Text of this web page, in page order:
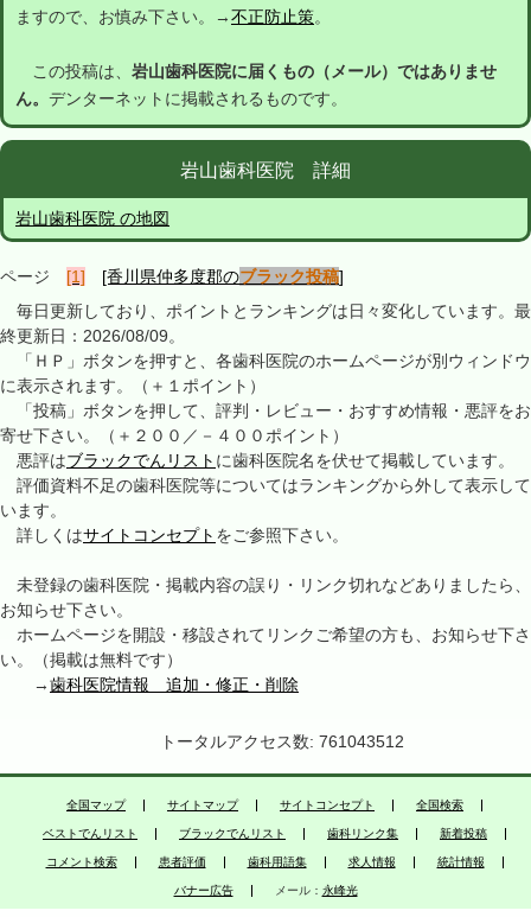
ますので、お慎み下さい。→不正防止策。
この投稿は、 岩山歯科医院に届くもの（メール）ではありませ
ん。 デンターネットに掲載されるものです。
岩山歯科医院 詳細
岩山歯科医院 の地図
ページ [1] [香川県仲多度郡のブラック投稿]
毎日更新しており、ポイントとランキングは日々変化しています。最
終更新日：2026/08/09。
「ＨＰ」ボタンを押すと、各歯科医院のホームページが別ウィンドウ
に表示されます。（＋１ポイント）
「投稿」ボタンを押して、評判・レビュー・おすすめ情報・悪評をお
寄せ下さい。（＋２００／－４００ポイント）
悪評はブラックでんリスト に歯科医院名を伏せて掲載しています。
評価資料不足の歯科医院等についてはランキングから外して表示して
います。
詳しくはサイトコンセプト をご参照下さい。
未登録の歯科医院・掲載内容の誤り・リンク切れなどありましたら、
お知らせ下さい。
ホームページを開設・移設されてリンクご希望の方も、お知らせ下さ
い。（掲載は無料です）
→歯科医院情報 追加・修正・削除
トータルアクセス数: 761043512
全国マップ サイトマップ サイトコンセプト 全国検索
ベストでんリスト ブラックでんリスト 歯科リンク集 新着投稿
コメント検索 患者評価 歯科用語集 求人情報 統計情報
バナー広告 メール： 永峰光